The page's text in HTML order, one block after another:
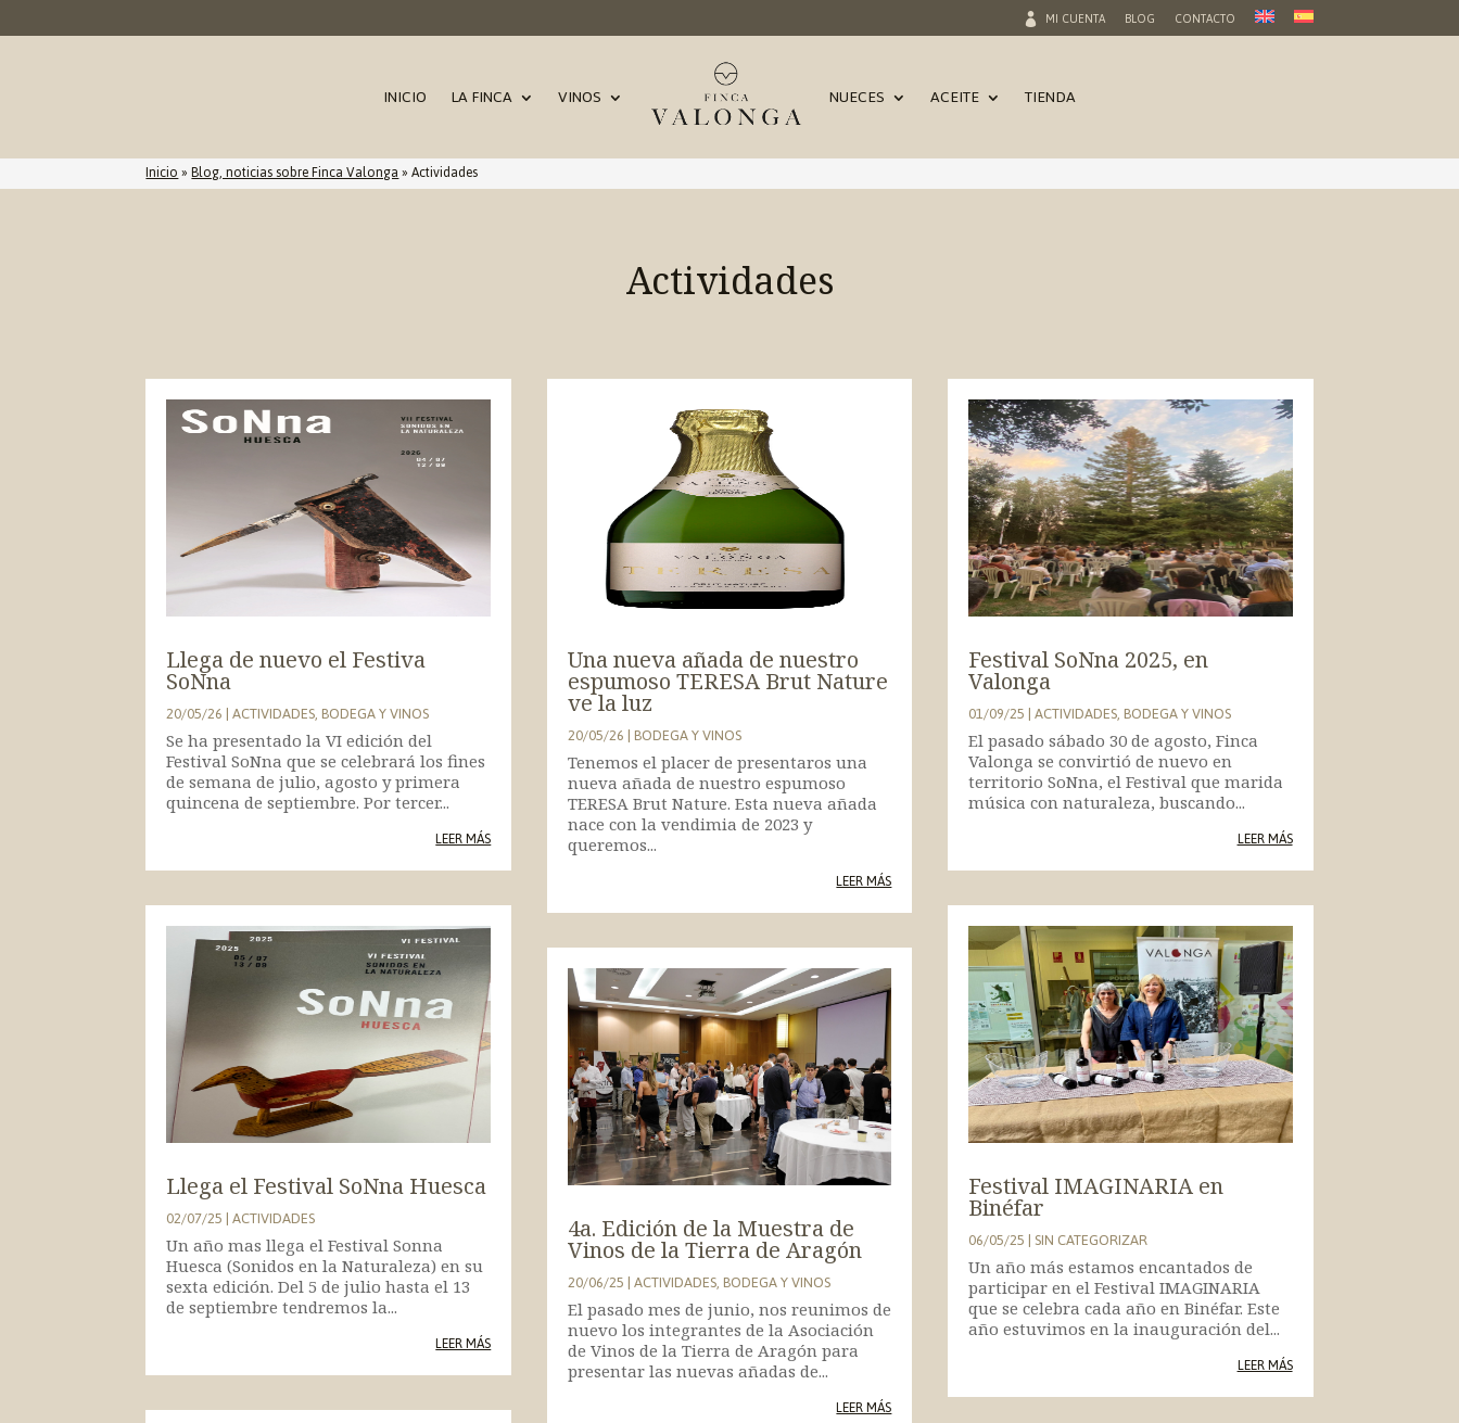
MI CUENTA BLOG CONTACTO
INICIO LA FINCA VINOS NUECES ACEITE TIENDA
Inicio»Blog, noticias sobre Finca Valonga»Actividades
Actividades
Llega de nuevo el Festiva
SoNna
20/05/26|ACTIVIDADES,BODEGA Y VINOS
Se ha presentado la VI edición del
Festival SoNna que se celebrará los fines
de semana de julio, agosto y primera
quincena de septiembre. Por tercer...
LEER MÁS
Llega el Festival SoNna Huesca
02/07/25|ACTIVIDADES
Un año mas llega el Festival Sonna
Huesca (Sonidos en la Naturaleza) en su
sexta edición. Del 5 de julio hasta el 13
de septiembre tendremos la...
LEER MÁS
Una nueva añada de nuestro
espumoso TERESA Brut Nature
ve la luz
20/05/26|BODEGA Y VINOS
Tenemos el placer de presentaros una
nueva añada de nuestro espumoso
TERESA Brut Nature. Esta nueva añada
nace con la vendimia de 2023 y
queremos...
LEER MÁS
4a. Edición de la Muestra de
Vinos de la Tierra de Aragón
20/06/25|ACTIVIDADES,BODEGA Y VINOS
El pasado mes de junio, nos reunimos de
nuevo los integrantes de la Asociación
de Vinos de la Tierra de Aragón para
presentar las nuevas añadas de...
LEER MÁS
Festival SoNna 2025, en
Valonga
01/09/25|ACTIVIDADES,BODEGA Y VINOS
El pasado sábado 30 de agosto, Finca
Valonga se convirtió de nuevo en
territorio SoNna, el Festival que marida
música con naturaleza, buscando...
LEER MÁS
Festival IMAGINARIA en
Binéfar
06/05/25| SIN CATEGORIZAR
Un año más estamos encantados de
participar en el Festival IMAGINARIA
que se celebra cada año en Binéfar. Este
año estuvimos en la inauguración del...
LEER MÁS